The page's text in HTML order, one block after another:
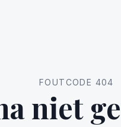
FOUTCODE 404
niet